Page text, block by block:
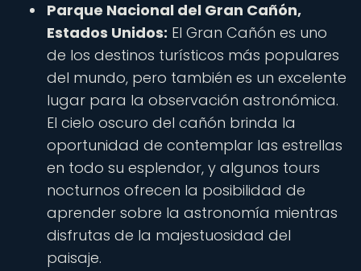
Parque Nacional del Gran Cañón,
Estados Unidos: El Gran Cañón es uno
de los destinos turísticos más populares
del mundo, pero también es un excelente
lugar para la observación astronómica.
El cielo oscuro del cañón brinda la
oportunidad de contemplar las estrellas
en todo su esplendor, y algunos tours
nocturnos ofrecen la posibilidad de
aprender sobre la astronomía mientras
disfrutas de la majestuosidad del
paisaje.